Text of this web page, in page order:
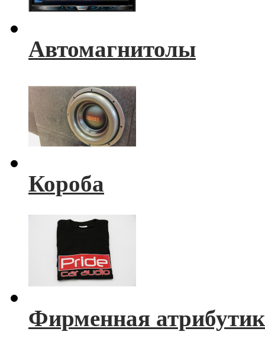
Автомагнитолы
Короба
Фирменная